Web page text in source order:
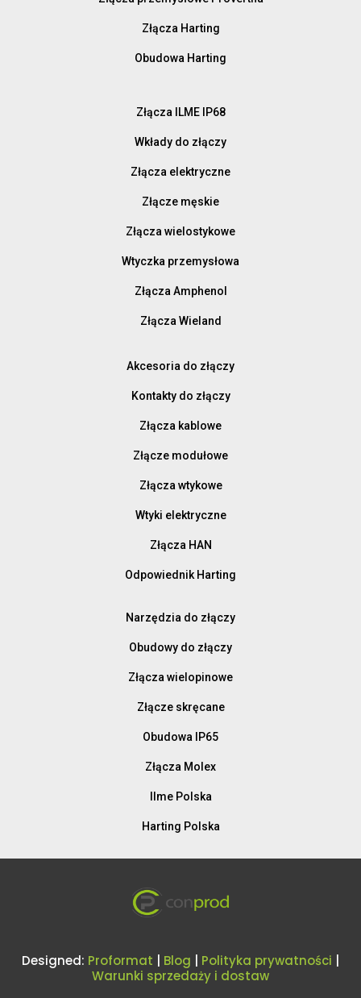
Złącza Harting
Obudowa Harting
Złącza ILME IP68
Wkłady do złączy
Złącza elektryczne
Złącze męskie
Złącza wielostykowe
Wtyczka przemysłowa
Złącza Amphenol
Złącza Wieland
Akcesoria do złączy
Kontakty do złączy
Złącza kablowe
Złącze modułowe
Złącza wtykowe
Wtyki elektryczne
Złącza HAN
Odpowiednik Harting
Narzędzia do złączy
Obudowy do złączy
Złącza wielopinowe
Złącze skręcane
Obudowa IP65
Złącza Molex
Ilme Polska
Harting Polska
Designed: Proformat Blog Polityka prywatności
Warunki sprzedaży i dostaw